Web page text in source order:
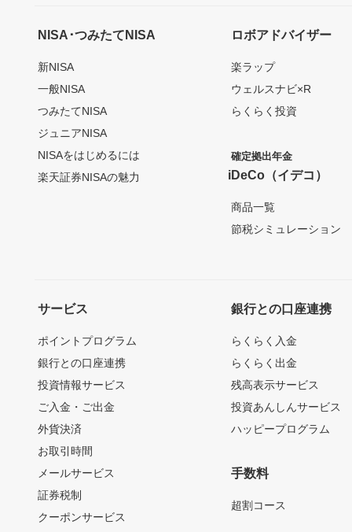
NISA･つみたてNISA
新NISA
一般NISA
つみたてNISA
ジュニアNISA
NISAをはじめるには
楽天証券NISAの魅力
ロボアドバイザー
楽ラップ
ウェルスナビ×R
らくらく投資
確定拠出年金
iDeCo（イデコ）
商品一覧
節税シミュレーション
サービス
ポイントプログラム
銀行との口座連携
投資情報サービス
ご入金・ご出金
外貨決済
お取引時間
メールサービス
証券税制
クーポンサービス
銀行との口座連携
らくらく入金
らくらく出金
残高表示サービス
投資あんしんサービス
ハッピープログラム
手数料
超割コース